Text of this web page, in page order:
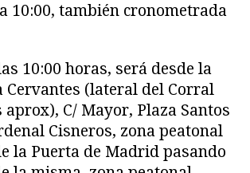
10:00, también cronometrada
10:00 horas, será desde la
Cervantes (lateral del Corral
aprox), C/ Mayor, Plaza Santos
Cisneros, zona peatonal
la Puerta de Madrid pasando